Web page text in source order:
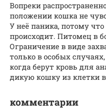
Вопреки
положении кошка не
У неё паника, потому что
происходит. Питомец в
Ограничение в виде
только в особых
когда берут кровь для
дикую кошку из клетки в
комментарии